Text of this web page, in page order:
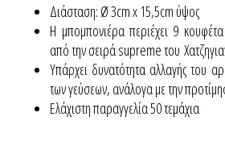
Διάσταση: Ø 3cm x 15,5cm ύψος
Η μπομπονιέρα περιέχει 9
από την σειρά supreme του
Yπάρχει δυνατότητα αλλαγής του
των γεύσεων, ανάλογα με την
Ελάχιστη παραγγελία 50 τεμάχια